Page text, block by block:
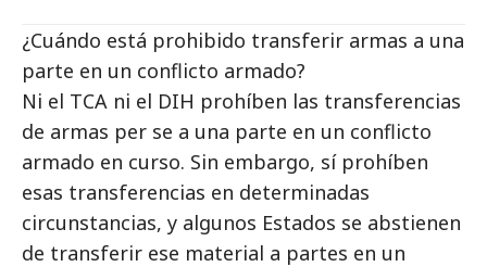
¿Cuándo está prohibido transferir armas a una
parte en un conflicto armado?
Ni el TCA ni el DIH prohíben las transferencias
de armas per se a una parte en un conflicto
armado en curso. Sin embargo, sí prohíben
esas transferencias en determinadas
circunstancias, y algunos Estados se abstienen
de transferir ese material a partes en un